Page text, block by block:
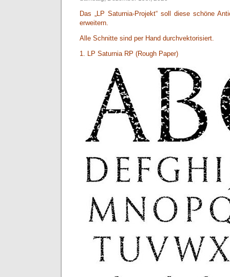
Das „LP Saturnia-Projekt“ soll diese schöne
erweitern.
Alle Schnitte sind per Hand durchvektorisiert.
1. LP Saturnia RP (Rough Paper)